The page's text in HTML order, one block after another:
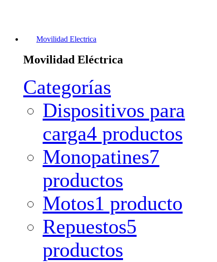
Movilidad Electrica
Movilidad Eléctrica
Categorías
Dispositivos para
carga4 productos
Monopatines7
productos
Motos1 producto
Repuestos5
productos